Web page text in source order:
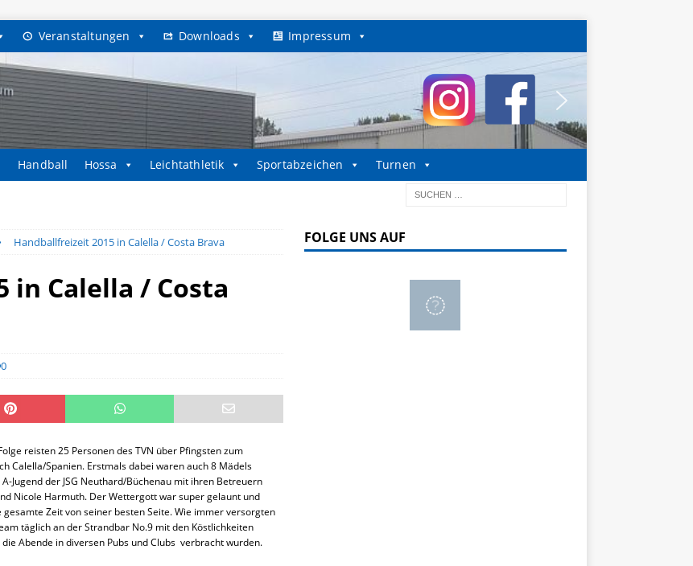
Veranstaltungen Downloads Impressum
Handball Hossa Leichtathletik Sportabzeichen Turnen
Handballfreizeit 2015 in Calella / Costa Brava
in Calella / Costa
0
reisten 25 Personen des TVN über Pfingsten zum
Calella/Spanien. Erstmals dabei waren auch 8 Mädels
Jugend der JSG Neuthard/Büchenau mit ihren Betreuern
Nicole Harmuth. Der Wettergott war super gelaunt und
gesamte Zeit von seiner besten Seite. Wie immer versorgten
täglich an der Strandbar No.9 mit den Köstlichkeiten
Abende in diversen Pubs und Clubs verbracht wurden.
FOLGE UNS AUF